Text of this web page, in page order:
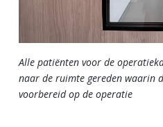
Alle patiënten voor de
naar de ruimte gereden waarin
voorbereid op de operatie